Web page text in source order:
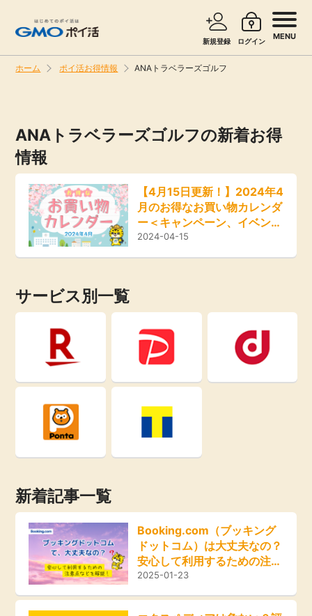
新規登録 ログイン MENU
ホーム ポイ活お得情報 ANAトラベラーズゴルフ
お知らせ
新着
高還元
アンケート
ゲーム
モニター
ポイ活お得情報
お友達紹介
旅行・レンタカー
無料サービス
エンタメ
クレジットカード
暮らし
引っ越し
学び
有料サービス
銀行・金融・投資
家計の固定費
ANAトラベラーズゴルフの新着お得
情報
【4月15日更新！】2024年4
月のお得なお買い物カレンダ
ー＜キャンペーン、イベン
ト、セール情報＞
2024-04-15
サービス別一覧
新着記事一覧
Booking.com（ブッキング
ドットコム）は大丈夫なの？
安心して利用するための注意
点などを解説！
2025-01-23